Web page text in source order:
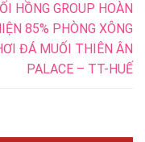
HỒNG GROUP HOÀN
85% PHÒNG XÔNG
ĐÁ MUỐI THIÊN ÂN
PALACE – TT-HUẾ